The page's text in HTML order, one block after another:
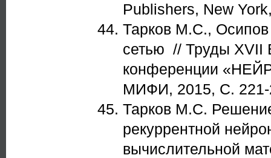
Publishers, New
Тарков М.С.,
сетью // Труды XVII
конференции
МИФИ, 2015, С. 221-
Тарков М.С.
рекуррентной
вычислительной